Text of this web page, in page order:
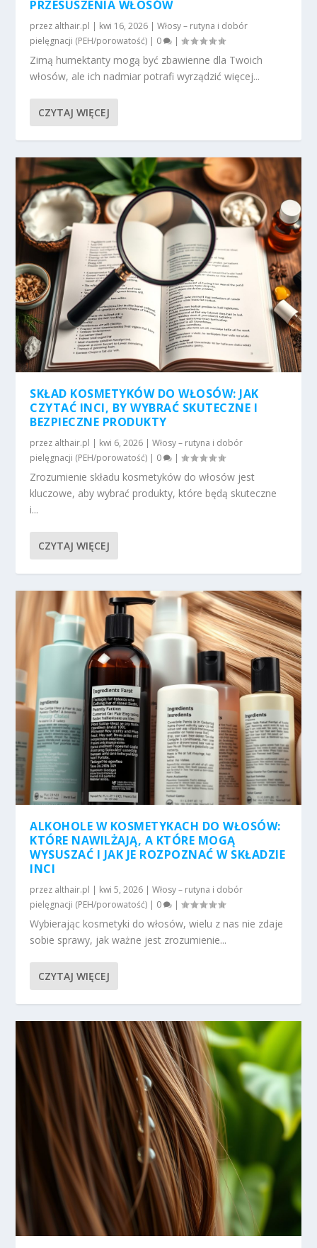
PRZESUSZENIA WŁOSÓW
przez althair.pl | kwi 16, 2026 |Włosy – rutyna i dobór
pielęgnacji (PEH/porowatość) | 0 |
Zimą humektanty mogą być zbawienne dla Twoich
włosów, ale ich nadmiar potrafi wyrządzić więcej...
CZYTAJ WIĘCEJ
SKŁAD KOSMETYKÓW DO WŁOSÓW: JAK
CZYTAĆ INCI, BY WYBRAĆ SKUTECZNE I
BEZPIECZNE PRODUKTY
przez althair.pl | kwi 6, 2026 |Włosy – rutyna i dobór
pielęgnacji (PEH/porowatość) | 0 |
Zrozumienie składu kosmetyków do włosów jest
kluczowe, aby wybrać produkty, które będą skuteczne
i...
CZYTAJ WIĘCEJ
ALKOHOLE W KOSMETYKACH DO WŁOSÓW:
KTÓRE NAWILŻAJĄ, A KTÓRE MOGĄ
WYSUSZAĆ I JAK JE ROZPOZNAĆ W SKŁADZIE
INCI
przez althair.pl | kwi 5, 2026 |Włosy – rutyna i dobór
pielęgnacji (PEH/porowatość) | 0 |
Wybierając kosmetyki do włosów, wielu z nas nie zdaje
sobie sprawy, jak ważne jest zrozumienie...
CZYTAJ WIĘCEJ